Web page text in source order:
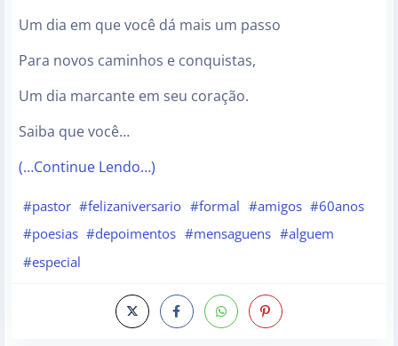
Um dia em que você dá mais um passo
Para novos caminhos e conquistas,
Um dia marcante em seu coração.
Saiba que você…
(…Continue Lendo…)
#pastor #felizaniversario #formal #amigos #60anos
#poesias #depoimentos #mensaguens #alguem
#especial